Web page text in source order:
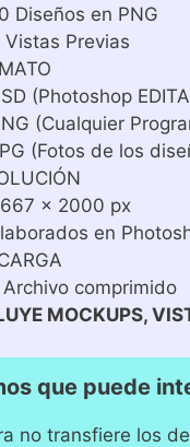
Diseños en PNG
Vistas Previas
(Photoshop
(Cualquier
(Fotos de los
x 2000 px
en
Archivo comprimido
MOCKUPS,
que puede
no transfiere los